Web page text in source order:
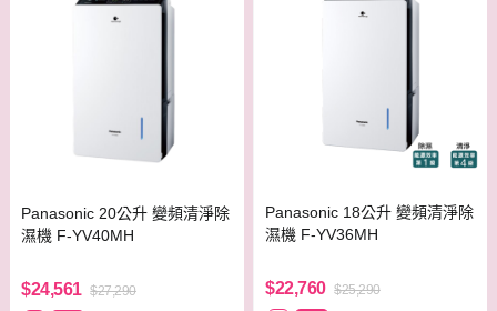
Panasonic 20公升 變頻清淨除
濕機 F-YV40MH
$24,561 $27,290
Panasonic 18公升 變頻清淨除
濕機 F-YV36MH
$22,760 $25,290